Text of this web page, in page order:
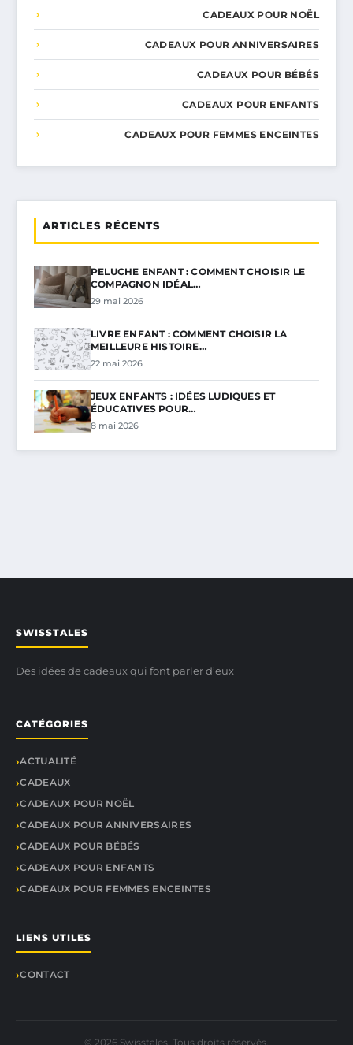
CADEAUX POUR NOËL
CADEAUX POUR ANNIVERSAIRES
CADEAUX POUR BÉBÉS
CADEAUX POUR ENFANTS
CADEAUX POUR FEMMES ENCEINTES
ARTICLES RÉCENTS
PELUCHE ENFANT : COMMENT CHOISIR LE
COMPAGNON IDÉAL…
29 mai 2026
LIVRE ENFANT : COMMENT CHOISIR LA
MEILLEURE HISTOIRE…
22 mai 2026
JEUX ENFANTS : IDÉES LUDIQUES ET
ÉDUCATIVES POUR…
8 mai 2026
SWISSTALES
Des idées de cadeaux qui font parler d’eux
CATÉGORIES
ACTUALITÉ
CADEAUX
CADEAUX POUR NOËL
CADEAUX POUR ANNIVERSAIRES
CADEAUX POUR BÉBÉS
CADEAUX POUR ENFANTS
CADEAUX POUR FEMMES ENCEINTES
LIENS UTILES
CONTACT
© 2026 Swisstales. Tous droits réservés.